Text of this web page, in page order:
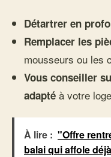
Détartrer en
Remplacer les
mousseurs ou les
Vous conseiller
adapté à votre
À lire : "Offre
balai qui affole